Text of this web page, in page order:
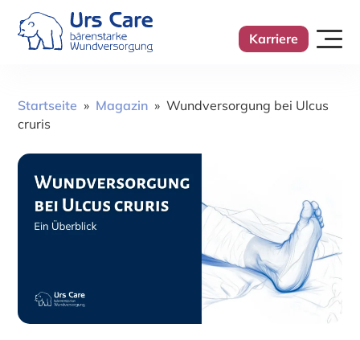
Karriere
Startseite » Magazin » Wundversorgung bei Ulcus
cruris